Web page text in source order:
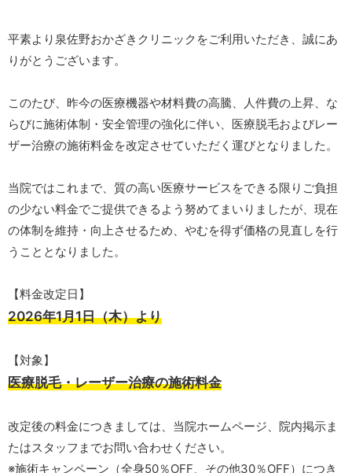
平素より泉佐野おかざきクリニックをご利用いただき、誠にあ
りがとうございます。
このたび、昨今の医療機器や材料費の高騰、人件費の上昇、な
らびに施術体制・安全管理の強化に伴い、医療脱毛およびレー
ザー治療の施術料金を改定させていただく運びとなりました。
当院ではこれまで、質の高い医療サービスをできる限りご負担
の少ない料金でご提供できるよう努めてまいりましたが、現在
の体制を維持・向上させるため、やむを得ず価格の見直しを行
うこととなりました。
【料金改定日】
2026年1月1日（木）より
【対象】
医療脱毛・レーザー治療の施術料金
改定後の料金につきましては、当院ホームページ、院内掲示ま
たはスタッフまでお問い合わせください。
※施術キャンペーン（全身50％OFF、その他30％OFF）につき